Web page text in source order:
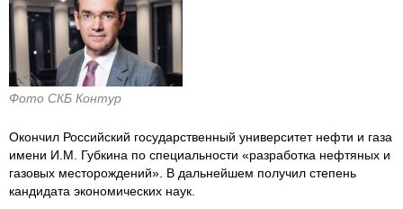
Фото СКБ Контур
Окончил Российский государственный университет нефти и газа
имени И.М. Губкина по специальности «разработка нефтяных и
газовых месторождений». В дальнейшем получил степень
кандидата экономических наук.